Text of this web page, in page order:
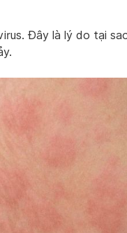
Đây là lý do tại